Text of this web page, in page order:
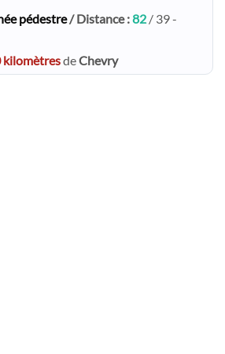
pédestre/ Distance :82 / 39 -
kilomètresdeChevry